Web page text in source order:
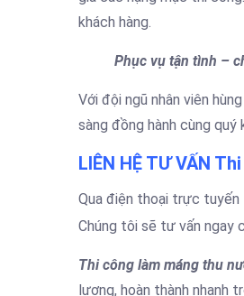
khách hàng.
Phục vụ tận tình –
Với đội ngũ nhân viên
sàng đồng hành cùng quý
LIÊN HỆ TƯ VẤN
Qua điện thoại trực tuyến
Chúng tôi sẽ tư vấn ngay
Thi công làm máng thu
lượng, hoàn thành nhanh